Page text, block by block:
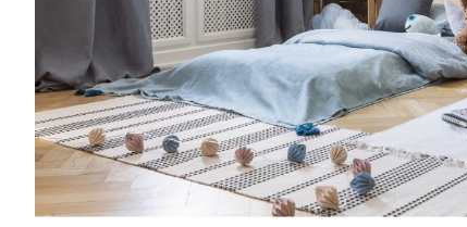
l’organizzazione della tua famiglia,
crescita, cucina, creatività, vita
mondo delle Royal Families: la nostra
e speciale.Una volta al mese riceverai
semplice l’organizzazione della tua
genitorialità, crescita, cucina, creatività,